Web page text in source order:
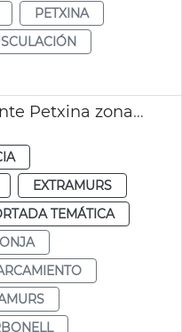
PETXINA
plazo distintivo residente Petxina zona naranja
EXTRAMURS
TEMÁTICA